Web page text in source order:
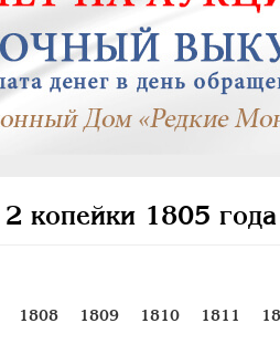
копейки 1805
1808 1809 1810 1811